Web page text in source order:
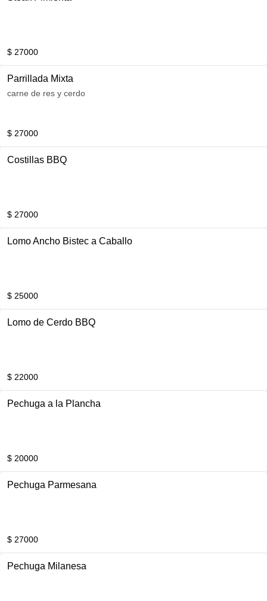
$ 27000
Parrillada Mixta
carne de res y cerdo
$ 27000
Costillas BBQ
$ 27000
Lomo Ancho Bistec a Caballo
$ 25000
Lomo de Cerdo BBQ
$ 22000
Pechuga a la Plancha
$ 20000
Pechuga Parmesana
$ 27000
Pechuga Milanesa